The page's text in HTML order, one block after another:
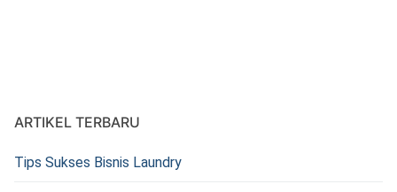
ARTIKEL TERBARU
Tips Sukses Bisnis Laundry